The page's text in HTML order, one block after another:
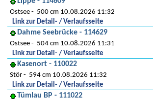
Ostsee
500 cm 10.08.2026 11:32
Link zur Detail- / Verlaufsseite
Dahme Seebrücke - 114629
Ostsee
504 cm 10.08.2026 11:31
Link zur Detail- / Verlaufsseite
Kasenort - 110022
Stör
594 cm 10.08.2026 11:32
Link zur Detail- / Verlaufsseite
Tümlau BP - 111022